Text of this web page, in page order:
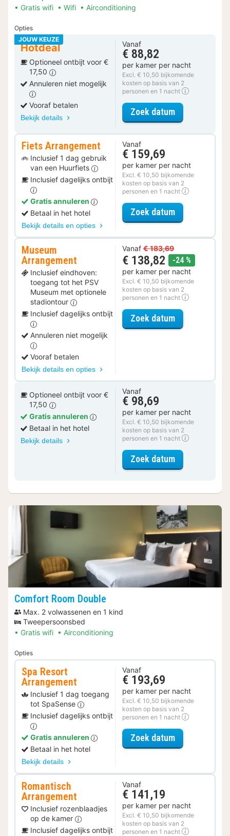
Gratis wifi
Wifi Airconditioning
Opties
JOUW KEUZE
Hotdeal
Optioneel ontbijt voor €
17,50
Annuleren niet mogelijk
Vooraf betalen
Bekijk details
Vanaf
€ 88,82
per kamer per nacht
Excl. € 10,50 bijkomende
kosten op basis van 2
personen en 1 nacht
Zoek datumvoor Comfort
Fiets Arrangement
Inclusief 1 dag gebruik
van een Huurfiets
Inclusief dagelijks ontbijt
Gratis annuleren
Betaal in het hotel
Bekijk details en opties
Vanaf
€ 159,69
per kamer per nacht
Excl. € 10,50 bijkomende
kosten op basis van 2
personen en 1 nacht
Zoek datumvoor Fiets
Museum
Arrangement
Inclusief eindhoven:
toegang tot het PSV
Museum met optionele
stadiontour
Inclusief dagelijks ontbijt
Annuleren niet mogelijk
Vooraf betalen
Bekijk details en opties
Vanaf € 183,69
€ 138,82 -24 %
per kamer per nacht
Excl. € 10,50 bijkomende
kosten op basis van 2
personen en 1 nacht
Zoek datumvoor Museum
Optioneel ontbijt voor €
17,50
Gratis annuleren
Betaal in het hotel
Bekijk details
Vanaf
€ 98,69
per kamer per nacht
Excl. € 10,50 bijkomende
kosten op basis van 2
personen en 1 nacht
Zoek datumvoor Comfort
Comfort Room Double
Max. 2 volwassenen en 1 kind
Tweepersoonsbed
Gratis wifi
Airconditioning
Opties
Spa Resort
Arrangement
Inclusief 1 dag toegang
tot SpaSense
Inclusief dagelijks ontbijt
Gratis annuleren
Betaal in het hotel
Bekijk details
Vanaf
€ 193,69
per kamer per nacht
Excl. € 10,50 bijkomende
kosten op basis van 2
personen en 1 nacht
Zoek datumvoor Spa
Romantisch
Arrangement
Inclusief rozenblaadjes
op de kamer
Inclusief dagelijks ontbijt
Vanaf
€ 141,19
per kamer per nacht
Excl. € 10,50 bijkomende
kosten op basis van 2
personen en 1 nacht